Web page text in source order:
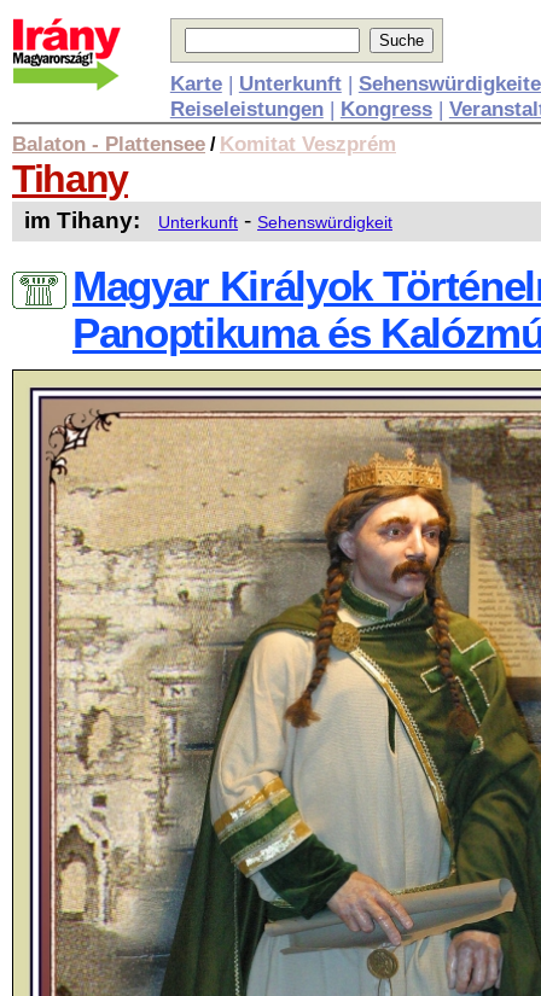
Karte| Unterkunft|
Reiseleistungen| Kongress|
Balaton - Plattensee / Komitat Veszprém
Tihany
im Tihany: Unterkunft - Sehenswürdigkeit
Magyar Királyok
Panoptikuma és